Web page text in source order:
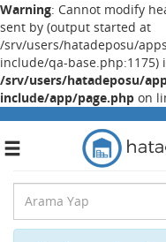
Warning: Cannot modify
sent by (output started at
/srv/users/hatadeposu/
include/qa-base.php:1175)
/srv/users/hatadeposu/
include/app/page.php on
Toggle